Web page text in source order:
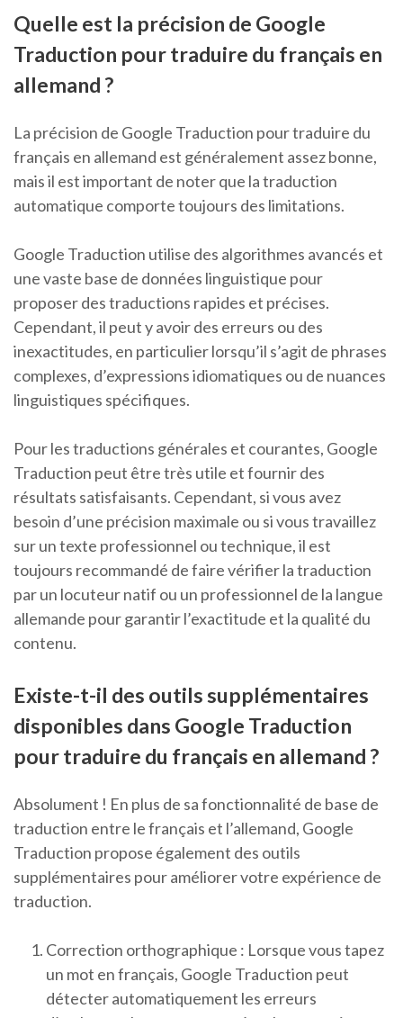
Quelle est la précision de Google
Traduction pour traduire du français en
allemand ?
La précision de Google Traduction pour traduire du
français en allemand est généralement assez bonne,
mais il est important de noter que la traduction
automatique comporte toujours des limitations.
Google Traduction utilise des algorithmes avancés et
une vaste base de données linguistique pour
proposer des traductions rapides et précises.
Cependant, il peut y avoir des erreurs ou des
inexactitudes, en particulier lorsqu’il s’agit de phrases
complexes, d’expressions idiomatiques ou de nuances
linguistiques spécifiques.
Pour les traductions générales et courantes, Google
Traduction peut être très utile et fournir des
résultats satisfaisants. Cependant, si vous avez
besoin d’une précision maximale ou si vous travaillez
sur un texte professionnel ou technique, il est
toujours recommandé de faire vérifier la traduction
par un locuteur natif ou un professionnel de la langue
allemande pour garantir l’exactitude et la qualité du
contenu.
Existe-t-il des outils supplémentaires
disponibles dans Google Traduction
pour traduire du français en allemand ?
Absolument ! En plus de sa fonctionnalité de base de
traduction entre le français et l’allemand, Google
Traduction propose également des outils
supplémentaires pour améliorer votre expérience de
traduction.
Correction orthographique : Lorsque vous tapez
un mot en français, Google Traduction peut
détecter automatiquement les erreurs